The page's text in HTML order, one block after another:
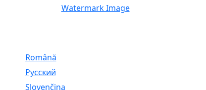
Watermark Image
Română
Русский
Slovenčina